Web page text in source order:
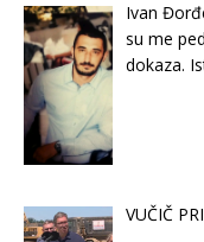
Ivan
su me
dokaza.
VUČIČ